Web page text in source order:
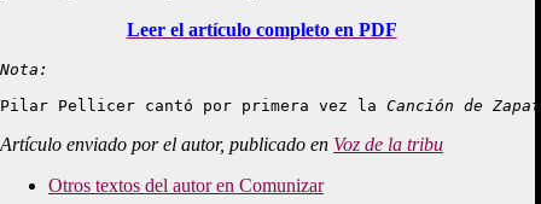
Leer el artículo completo en PDF
Nota:
Pilar Pellicer cantó por primera vez la Canción de
Artículo enviado por el autor, publicado en Voz de la tribu
Otros textos del autor en Comunizar